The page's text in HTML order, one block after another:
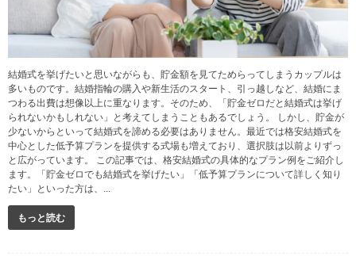
結婚式を挙げたいと思いながらも、貯金額を見てためらってしまうカップルは
多いものです。結婚指輪の購入や新生活のスタート、引っ越しなど、結婚にま
つわる出費は想像以上に重なります。そのため、「貯金ゼロだと結婚式は挙げ
られないかもしれない」と考えてしまうこともあるでしょう。 しかし、貯金が
少ないからといって結婚式を諦める必要はありません。最近では格安結婚式を
中心とした低予算プランを提供する式場も増えており、選択肢は以前よりずっ
と広がっています。 この記事では、格安結婚式の具体的なプラン例をご紹介し
ます。「貯金ゼロでも結婚式を挙げたい」「低予算プランについて詳しく知り
たい」といった方は、...
もっと読む